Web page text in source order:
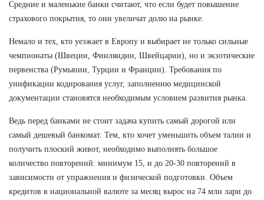
Средние и маленькие банки считают, что если будет повышение
страхового покрытия, то они увеличат долю на рынке.
Немало и тех, кто уезжает в Европу и выбирает не только сильные
чемпионаты (Швеции, Финляндии, Швейцарии), но и экзотические
первенства (Румынии, Турции и Франции). Требования по
унификации кодирования услуг, заполнению медицинской
документации становятся необходимым условием развития рынка.
Ведь перед банками не стоит задача купить самый дорогой или
самый дешевый банкомат. Тем, кто хочет уменьшить объем талии и
получить плоский живот, необходимо выполнять большое
количество повторений: минимум 15, и до 20-30 повторений в
зависимости от упражнения и физической подготовки. Объем
кредитов в национальной валюте за месяц вырос на 74 млн лари до